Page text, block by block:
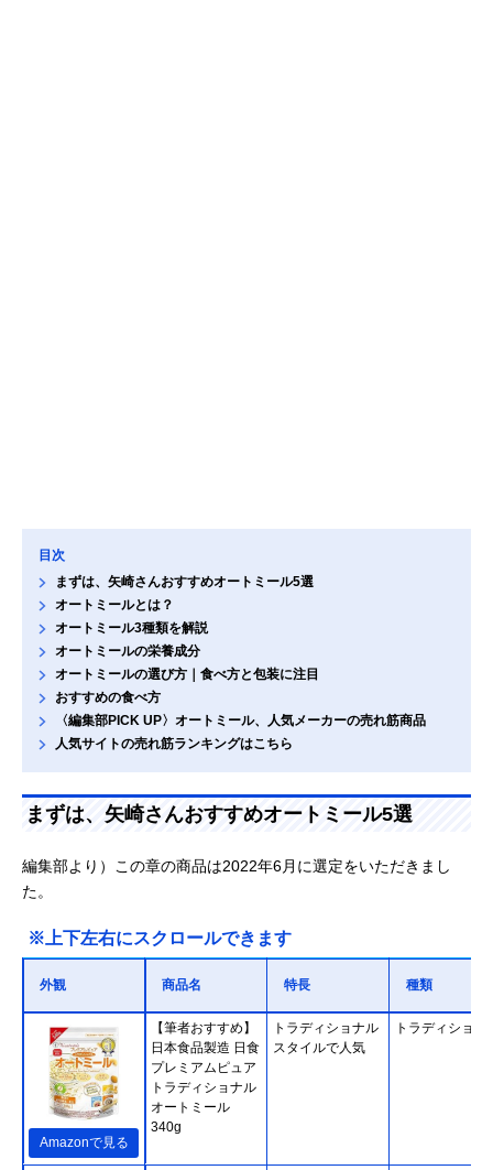
目次
まずは、矢崎さんおすすめオートミール5選
オートミールとは？
オートミール3種類を解説
オートミールの栄養成分
オートミールの選び方｜食べ方と包装に注目
おすすめの食べ方
〈編集部PICK UP〉オートミール、人気メーカーの売れ筋商品
人気サイトの売れ筋ランキングはこちら
まずは、矢崎さんおすすめオートミール5選
編集部より）この章の商品は2022年6月に選定をいただきまし
た。
※上下左右にスクロールできます
外観 商品名 特長 種類
Amazonで見る
【筆者おすすめ】
日本食品製造 日食
プレミアムピュア
トラディショナル
オートミール
340g
トラディショナル
スタイルで人気
トラディショナ